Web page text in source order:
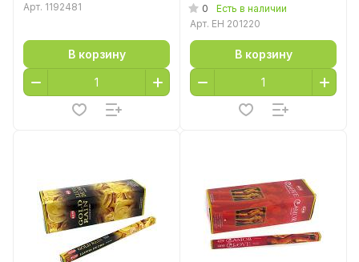
Арт. 1192481
В корзину
0
Есть в наличии
Арт. EH 201220
В корзину